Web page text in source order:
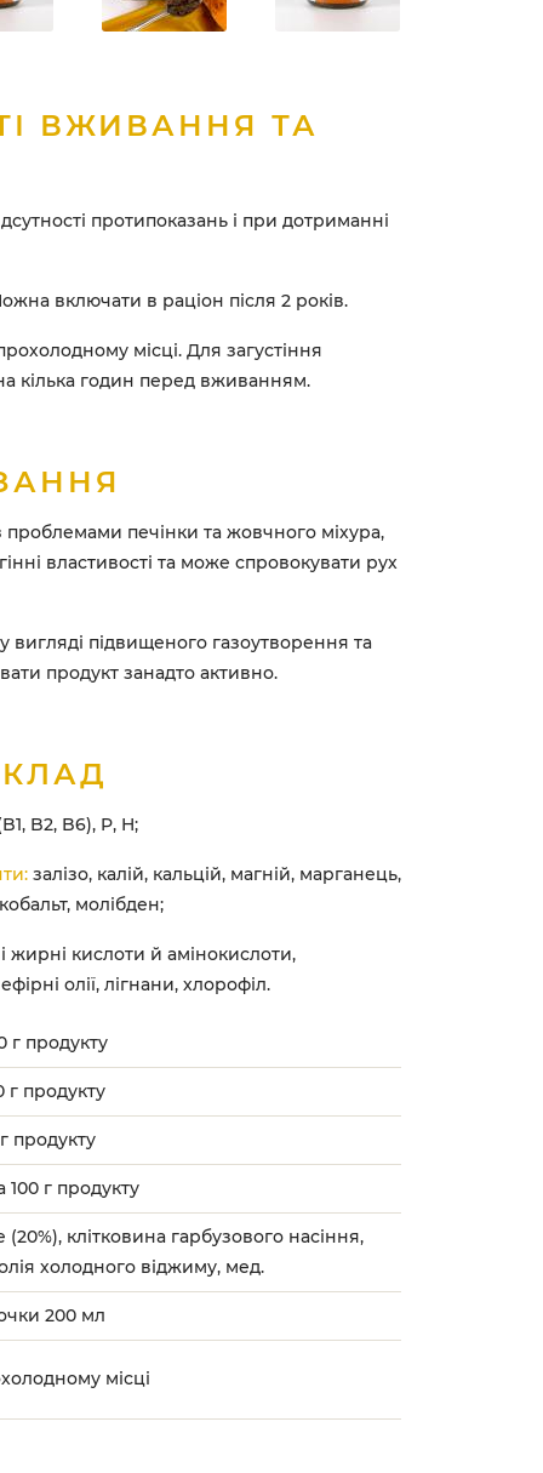
ВЖИВАННЯ ТА
протипоказань і при дотриманні
включати в раціон після 2 років.
місці. Для загустіння
кілька годин перед вживанням.
печінки та жовчного міхура,
властивості та може спровокувати рух
підвищеного газоутворення та
продукт занадто активно.
B2, B6), P, H;
залізо, калій, кальцій, магній, марганець,
молібден;
жирні кислоти й амінокислоти,
олії, лігнани, хлорофіл.
г продукту
г продукту
продукту
100 г продукту
(20%), клітковина гарбузового насіння,
холодного віджиму, мед.
200 мл
місці